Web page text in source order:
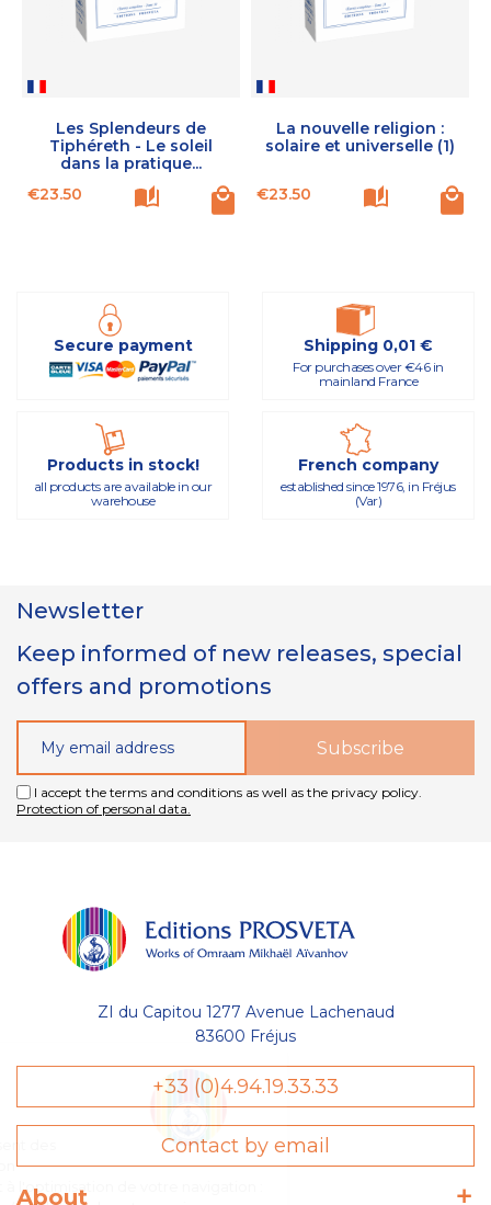
des Cookies
Les Éditions Prosveta utilisent des
cookies nécessaires au bon
fonctionnement du site et à l'optimisation de votre navigation :
Les Splendeurs de
Tiphéreth - Le soleil
dans la pratique...
Price
€23.50
La nouvelle religion :
solaire et universelle (1)
Price
€23.50
Secure payment Shipping 0,01 €
For purchases over €46 in
mainland France
Products in stock!
all products are available in our
warehouse
French company
established since 1976, in Fréjus
(Var)
Newsletter
Keep informed of new releases, special
offers and promotions
I accept the terms and conditions as well as the privacy policy.
Protection of personal data.
ZI du Capitou 1277 Avenue Lachenaud
83600 Fréjus
+33 (0)4.94.19.33.33
Contact by email
About